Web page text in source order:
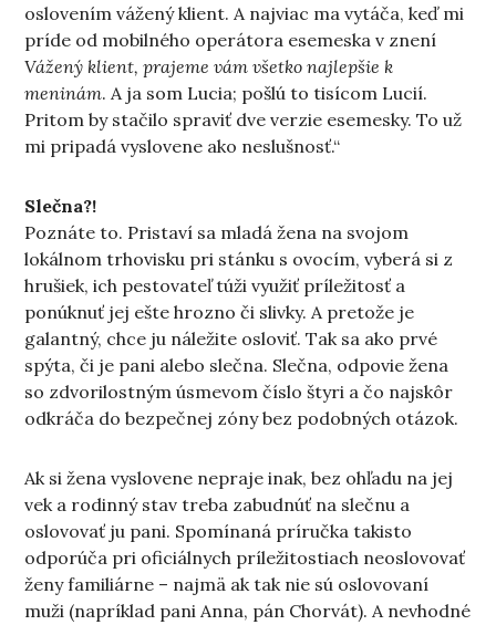
oslovením vážený klient. A najviac ma vytáča, keď mi
príde od mobilného operátora esemeska v znení
Vážený klient, prajeme vám všetko najlepšie k
meninám. A ja som Lucia; pošlú to tisícom Lucií.
Pritom by stačilo spraviť dve verzie esemesky. To už
mi pripadá vyslovene ako neslušnosť.“
Slečna?!
Poznáte to. Pristaví sa mladá žena na svojom
lokálnom trhovisku pri stánku s ovocím, vyberá si z
hrušiek, ich pestovateľ túži využiť príležitosť a
ponúknuť jej ešte hrozno či slivky. A pretože je
galantný, chce ju náležite osloviť. Tak sa ako prvé
spýta, či je pani alebo slečna. Slečna, odpovie žena
so zdvorilostným úsmevom číslo štyri a čo najskôr
odkráča do bezpečnej zóny bez podobných otázok.
Ak si žena vyslovene nepraje inak, bez ohľadu na jej
vek a rodinný stav treba zabudnúť na slečnu a
oslovovať ju pani. Spomínaná príručka takisto
odporúča pri oficiálnych príležitostiach neoslovovať
ženy familiárne – najmä ak tak nie sú oslovovaní
muži (napríklad pani Anna, pán Chorvát). A nevhodné